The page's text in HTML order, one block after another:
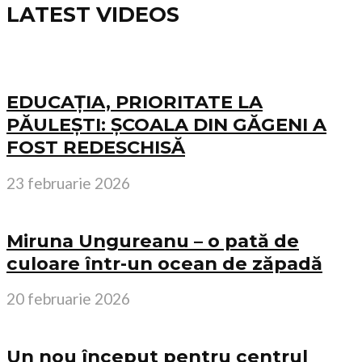
LATEST VIDEOS
EDUCAȚIA, PRIORITATE LA
PĂULEȘTI: ȘCOALA DIN GĂGENI A
FOST REDESCHISĂ
23 februarie 2026
Miruna Ungureanu – o pată de
culoare într-un ocean de zăpadă
20 februarie 2026
Un nou început pentru centrul